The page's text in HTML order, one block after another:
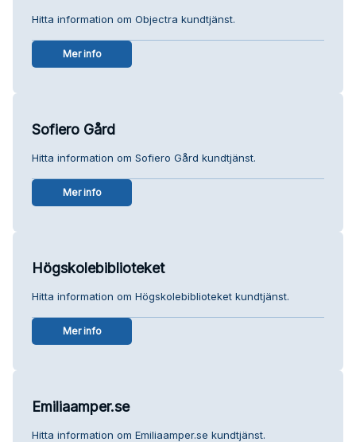
Hitta information om Objectra kundtjänst.
Mer info
Sofiero Gård
Hitta information om Sofiero Gård kundtjänst.
Mer info
Högskolebiblioteket
Hitta information om Högskolebiblioteket kundtjänst.
Mer info
Emiliaamper.se
Hitta information om Emiliaamper.se kundtjänst.